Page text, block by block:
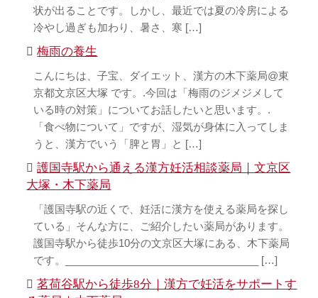
状が出ることです。しかし、最近では夏の冷房による
冷やし過ぎも加わり、暑さ、寒 […]
梅雨の養生
こんにちは、子宝、ダイエット、漢方の木下薬局@東
京都文京区大塚 です。.今回は「梅雨のジメジメして
いる時の対策」についてお話したいと思います。.
「食べ物について」ですが、湿気が身体に入ってしま
うと、漢方でいう「脾と胃」と […]
護国寺駅から通える漢方妊活相談薬局｜文京区
大塚・木下薬局
「護国寺駅の近くで、妊活に漢方を使える薬局を探し
ている」そんな方に、ご紹介したい薬局があります。
護国寺駅から徒歩10分の文京区大塚にある、木下薬局
です。__________________________________ […]
茗荷谷駅から徒歩8分｜漢方で妊活をサポートす